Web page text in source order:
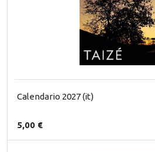
Calendario 2027 (it)
5,00 €